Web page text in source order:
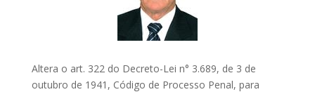
Altera o art. 322 do Decreto-Lei n° 3.689, de 3 de
outubro de 1941, Código de Processo Penal, para